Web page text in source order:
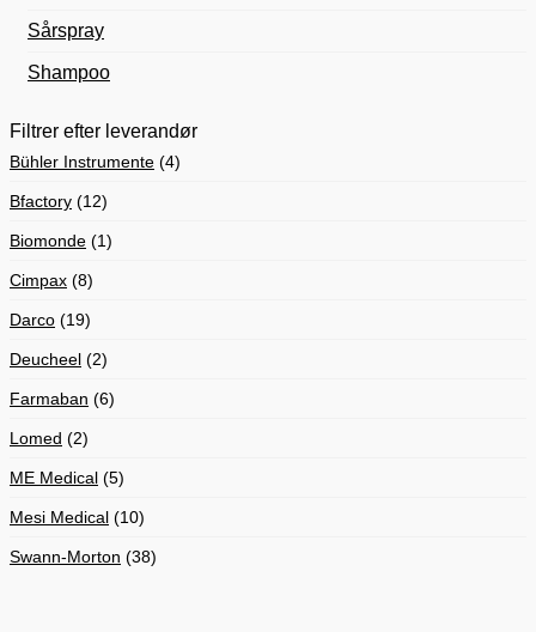
Sårspray
Shampoo
Filtrer efter leverandør
Bühler Instrumente (4)
Bfactory (12)
Biomonde (1)
Cimpax (8)
Darco (19)
Deucheel (2)
Farmaban (6)
Lomed (2)
ME Medical (5)
Mesi Medical (10)
Swann-Morton (38)